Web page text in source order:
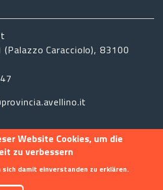
Caracciolo), 83100
Website Cookies, um die
zu verbessern
sich damit einverstanden zu erklären.